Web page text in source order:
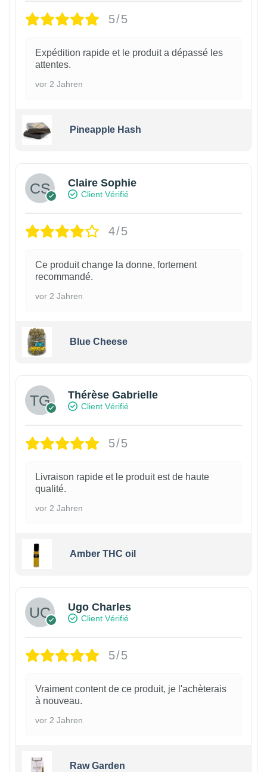
5/5
Expédition rapide et le produit a dépassé les
attentes.
vor 2 Jahren
Pineapple Hash
Claire Sophie
Client Vérifié
4/5
Ce produit change la donne, fortement
recommandé.
vor 2 Jahren
Blue Cheese
Thérèse Gabrielle
Client Vérifié
5/5
Livraison rapide et le produit est de haute
qualité.
vor 2 Jahren
Amber THC oil
Ugo Charles
Client Vérifié
5/5
Vraiment content de ce produit, je l'achèterais
à nouveau.
vor 2 Jahren
Raw Garden